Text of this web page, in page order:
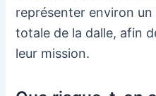
représenter environ un
totale de la dalle, afin
leur mission.